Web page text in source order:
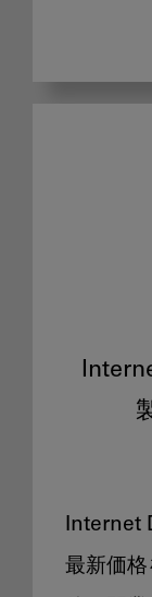
Internet
最新価